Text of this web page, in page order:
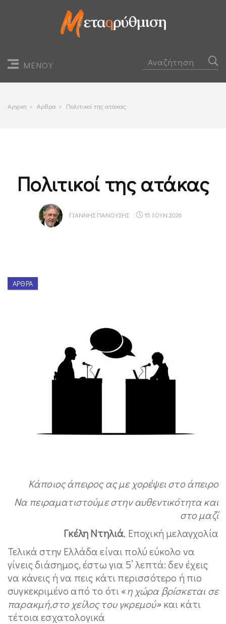
ΜΕΝΟΥ
Αρχικη > Αρθρα > Πολιτικοί της ατάκας
Πολιτικοί της ατάκας
ΓΙΆΝΝΗΣ ΠΑΝΟΎΣΗΣ 15 ΙΟΥΝ 2026
ΆΡΘΡΑ
Κάποιος άπειρος ας με χορέψει στο άπειρο
Να πειραματιστούμε στην αυθεντικότητα και
στο μαζί
Γκέλη Ντηλιά, Εποχική μελαγχολία
Τελικά στην Ελλάδα είναι πολύ εύκολο να
γίνεις διάσημος, έστω για 5’ λεπτά: δεν έχεις
να κάνεις ή να πεις κάτι περισσότερο ή πιο
συγκεκριμένο από το ότι «η χώρα βρίσκεται σε
παρακμή,στο χείλος του γκρεμού»και κάτι
τέτοια εσχατολογικά